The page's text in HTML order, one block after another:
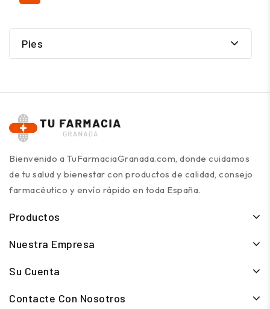
Pies
Bienvenido a TuFarmaciaGranada.com, donde cuidamos
de tu salud y bienestar con productos de calidad, consejo
farmacéutico y envío rápido en toda España.
Productos
Nuestra Empresa
Su Cuenta
Contacte Con Nosotros